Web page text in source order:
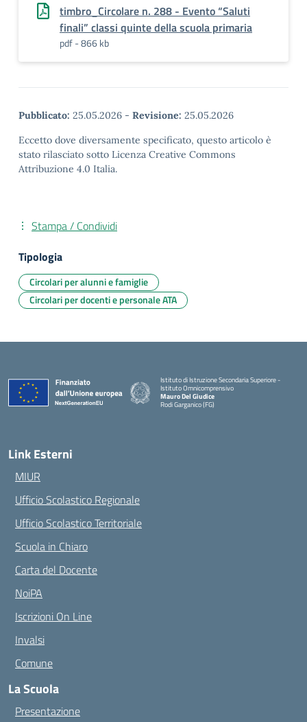
timbro_Circolare n. 288 - Evento “Saluti
finali” classi quinte della scuola primaria
pdf - 866 kb
Pubblicato: 25.05.2026 - Revisione: 25.05.2026
Eccetto dove diversamente specificato, questo articolo è
stato rilasciato sotto Licenza Creative Commons
Attribuzione 4.0 Italia.
Stampa / Condividi
Tipologia
Circolari per alunni e famiglie
Circolari per docenti e personale ATA
Istituto di Istruzione Secondaria Superiore -
Istituto Omnicomprensivo
Mauro Del Giudice
Rodi Garganico (FG)
— Visita la pagina iniziale della scuola
Link Esterni
MIUR
Ufficio Scolastico Regionale
Ufficio Scolastico Territoriale
Scuola in Chiaro
Carta del Docente
NoiPA
Iscrizioni On Line
Invalsi
Comune
La Scuola
Presentazione